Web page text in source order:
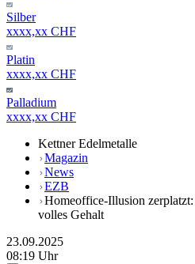
Silber
xxxx,xx CHF
Platin
xxxx,xx CHF
Palladium
xxxx,xx CHF
Kettner Edelmetalle
Magazin
News
EZB
Homeoffice-Illusion
volles Gehalt
23.09.2025
08:19 Uhr